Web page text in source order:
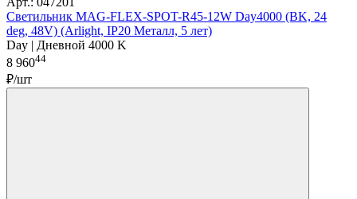
Светильник MAG-FLEX-SPOT-R45-12W Day4000 (BK, 24
deg, 48V) (Arlight, IP20 Металл, 5 лет)
Day | Дневной 4000 K
8 96044
₽/шт